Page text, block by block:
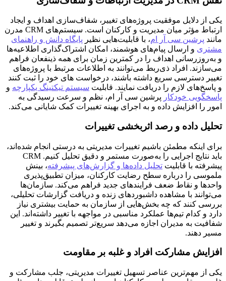
یکی از دلایل موفقیت پروژه‌های تغییر، شفاف‌سازی اهداف و ایجاد
ارتباط مؤثر میان مدیریت و کارکنان است. سیستم‌های CRM مدرن
مانند پرشین سی آر ام، با قابلیت‌هایی نظیر پایگاه دانش و راهنمای
مشتری و ارسال پیام‌های هوشمند، امکان اشتراک‌گذاری اطلاعیه‌ها
و به‌روزرسانی اهداف را در کمترین زمان برای همه ذینفعان فراهم
می‌سازند. افراد ذی‌ربط می‌توانند به اطلاعات مرتبط با پروژه‌های
تغییر دسترسی سریع داشته باشند، درخواست های خود را ثبت کنند
و پاسخ‌های لازم را دریافت نمایند. قابلیت سیستم تیکتینگ یکپارچه و
پاسخگویی خودکار پرشین سی آر ام، نظم و سرعت رسیدگی به
امور را افزایش داده و به اجرای بهینه تغییرات کمک شایانی می‌کند.
تحلیل داده و رصد اثربخشی تغییرات
برای اینکه مطمئن باشیم تغییرات مدیریتی به درستی انجام شده‌اند،
باید نتایج اجرایی را به‌صورت مستمر و دقیق تحلیل کنیم. CRM
پیشرفته با قابلیت تحلیل داده‌ها و گزارش‌های پیشرفته، بینش
ملموسی را درباره سطح رضایت کارکنان، میزان تطبیق‌پذیری
واحدها و نقاط ضعف فرایندهای جدید فراهم می‌کند. سازمان‌ها
می‌توانند با مشاهده داشبوردهای زنده و دریافت گزارشات تحلیلی،
بررسی کنند که چه بخش‌هایی از سازمان به حمایت بیشتری نیاز
دارد و کدام تیم‌ها عملکرد مناسبی در مواجهه با تغییر داشته‌اند. این
شفافیت به مدیران اجازه می‌دهد سریع‌تر تصمیم بگیرند و تغییر
مسیر دهند.
افزایش مشارکت افراد و غلبه بر مقاومت
یکی از مهم‌ترین عناصر تسهیل تغییرات مدیریتی، جلب مشارکت و